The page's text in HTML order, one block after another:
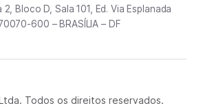
2, Bloco D, Sala 101, Ed. Via Esplanada
600 – BRASÍLIA – DF
Todos os direitos reservados.